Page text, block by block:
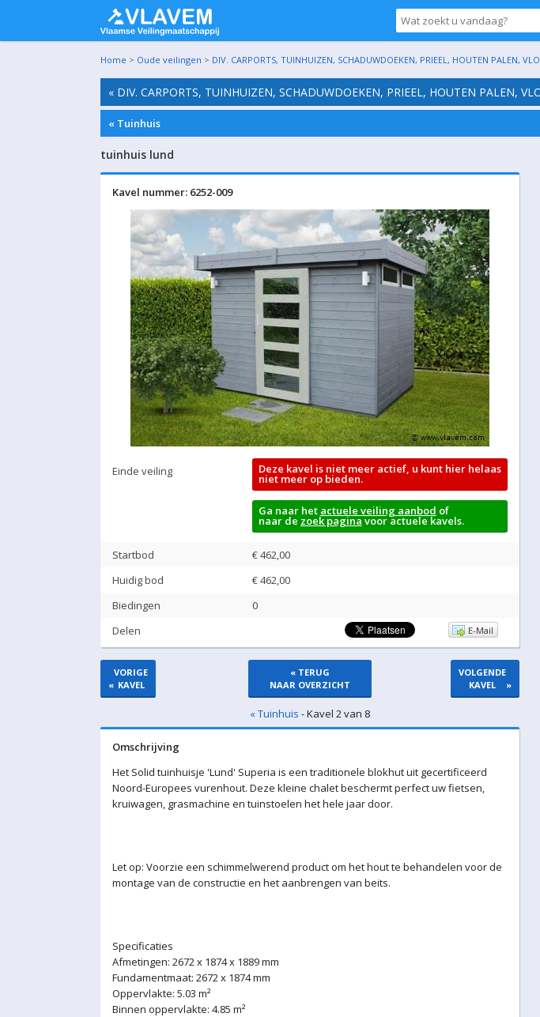
Home > Oude veilingen > DIV. CARPORTS, TUINHUIZEN, SCHADUWDOEKEN, PRIEEL, HOUTEN PALEN,
« DIV. CARPORTS, TUINHUIZEN, SCHADUWDOEKEN, PRIEEL, HOUTEN PALEN,
« Tuinhuis
tuinhuis lund
Kavel nummer: 6252-009
Einde veiling Deze kavel is niet meer actief, u kunt hier helaas
niet meer op bieden.
Ga naar het actuele veiling aanbod of
naar de zoek paginavoor actuele kavels.
Startbod
€ 462,00
Huidig bod
€462,00
Biedingen
0
Delen
E-Mail
«
VORIGE
KAVEL
« TERUG
NAAR OVERZICHT
VOLGENDE
KAVEL
»
« Tuinhuis - Kavel 2 van 8
Omschrijving
Het Solid tuinhuisje 'Lund' Superia is een traditionele blokhut uit gecertificeerd
Noord-Europees vurenhout. Deze kleine chalet beschermt perfect uw fietsen,
kruiwagen, grasmachine en tuinstoelen het hele jaar door.
Let op: Voorzie een schimmelwerend product om het hout te behandelen voor de
montage van de constructie en het aanbrengen van beits.
Specificaties
Afmetingen: 2672 x 1874 x 1889 mm
Fundamentmaat: 2672 x 1874 mm
Oppervlakte: 5.03 m²
Binnen oppervlakte: 4.85 m²